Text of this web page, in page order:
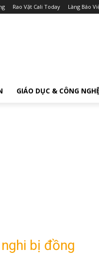
Rao Vặt Cali Today Làng Báo
GIÁO DỤC & CÔNG NGHỆ
bị đồng